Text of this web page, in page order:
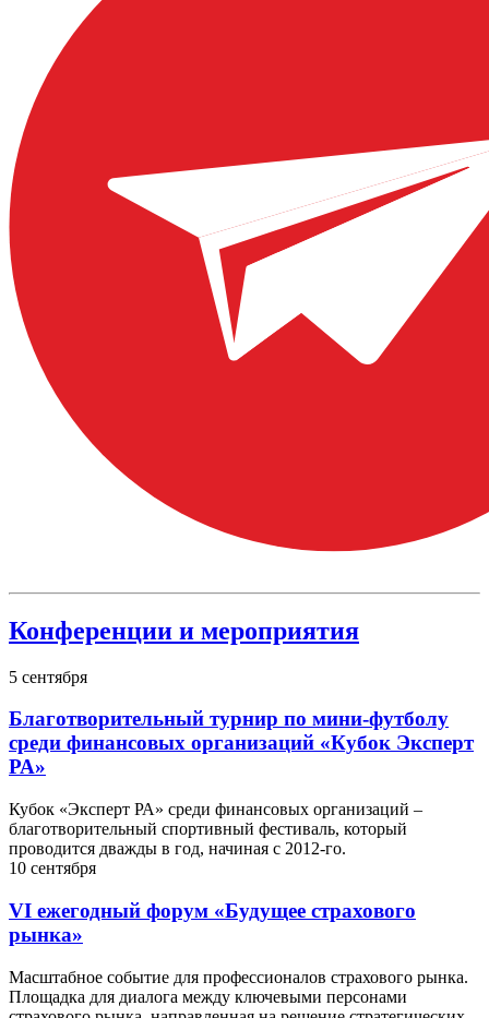
Конференции и мероприятия
5 сентября
Благотворительный турнир по мини-футболу
среди финансовых организаций «Кубок Эксперт
РА»
Кубок «Эксперт РА» среди финансовых организаций –
благотворительный спортивный фестиваль, который
проводится дважды в год, начиная с 2012-го.
10 сентября
VI ежегодный форум «Будущее страхового
рынка»
Масштабное событие для профессионалов страхового рынка.
Площадка для диалога между ключевыми персонами